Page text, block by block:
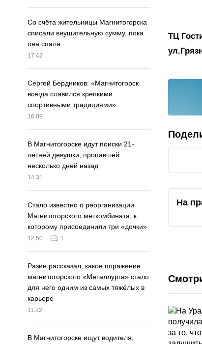
Со счёта жительницы Магнитогорска
списали внушительную сумму, пока
она спала
17:42
Сергей Бердников: «Магнитогорск
всегда славился крепкими
спортивными традициями»
16:09
В Магнитогорске идут поиски 21-
летней девушки, пропавшей
несколько дней назад
14:31
Стало известно о реорганизации
Магнитогорского меткомбината, к
которому присоединили три «дочки»
12:50 1
Разин рассказал, какое поражение
магнитогорского «Металлурга» стало
для него одним из самых тяжёлых в
карьере
11:22
В Магнитогорске ищут водителя,
ТЦ
На